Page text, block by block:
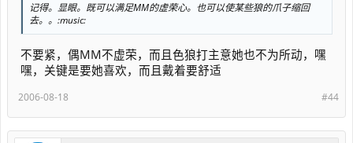
记得。显眼。既可以满足MM的虚荣心。也可以使某些狼的爪子缩回
去。。:music:
不要紧，偶MM不虚荣，而且色狼打主意她也不为所动，嘿
嘿，关键是要她喜欢，而且戴着要舒适
#44
2006-08-18